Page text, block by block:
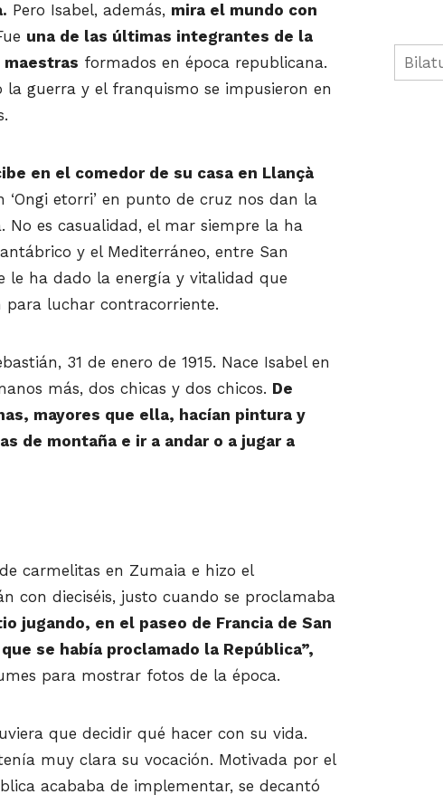
Pero Isabel, además, mira el mundo con
una de las últimas integrantes de la
formados en época republicana.
guerra y el franquismo se impusieron en
en el comedor de su casa en Llançà
‘Ongi etorri’ en punto de cruz nos dan la
No es casualidad, el mar siempre la ha
y el Mediterráneo, entre San
le ha dado la energía y vitalidad que
luchar contracorriente.
31 de enero de 1915. Nace Isabel en
más, dos chicas y dos chicos. De
mayores que ella, hacían pintura y
de montaña e ir a andar o a jugar a
carmelitas en Zumaia e hizo el
con dieciséis, justo cuando se proclamaba
jugando, en el paseo de Francia de San
se había proclamado la República”,
para mostrar fotos de la época.
que decidir qué hacer con su vida.
muy clara su vocación. Motivada por el
acababa de implementar, se decantó